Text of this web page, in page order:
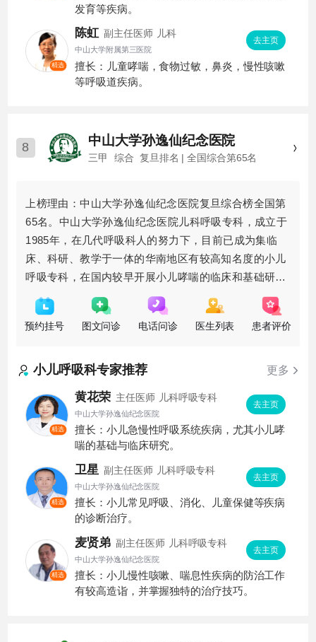
发育等疾病。
精选
陈虹 副主任医师 儿科
中山大学附属第三医院
去主页
擅长：儿童哮喘，食物过敏，鼻炎，慢性咳嗽
等呼吸道疾病。
8 中山大学孙逸仙纪念医院
三甲 综合 复旦排名 | 全国综合第65名
上榜理由：中山大学孙逸仙纪念医院复旦综合榜全国第
65名。中山大学孙逸仙纪念医院儿科呼吸专科，成立于
1985年，在几代呼吸科人的努力下，目前已成为集临
床、科研、教学于一体的华南地区有较高知名度的小儿
呼吸专科，在国内较早开展小儿哮喘的临床和基础研
究，并取得丰富的临床经验和科研成果。对急慢性呼吸
道感染、慢性咳嗽、喘息性支
预约挂号 图文问诊 电话问诊 医生列表 患者评价
小儿呼吸科专家推荐 更多
精选
黄花荣 主任医师 儿科呼吸专科
中山大学孙逸仙纪念医院
去主页
擅长：小儿急慢性呼吸系统疾病，尤其小儿哮
喘的基础与临床研究。
精选
卫星 副主任医师 儿科呼吸专科
中山大学孙逸仙纪念医院
去主页
擅长：小儿常见呼吸、消化、儿童保健等疾病
的诊断治疗。
精选
麦贤弟 副主任医师 儿科呼吸专科
中山大学孙逸仙纪念医院
去主页
擅长：小儿慢性咳嗽、喘息性疾病的防治工作
有较高造诣，并掌握独特的治疗技巧。